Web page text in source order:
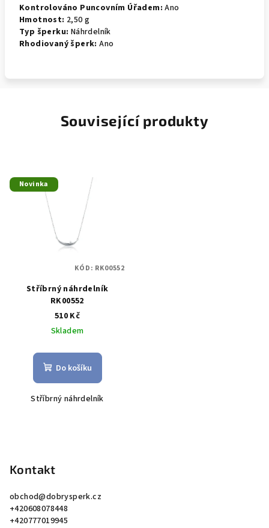
Kontrolováno Puncovním Úřadem:Ano
Hmotnost: 2,50 g
Typ šperku: Náhrdelník
Rhodiovaný šperk:Ano
Související produkty
Novinka
Stříbrný náhrdelník
RK00552
510 Kč
Skladem
Do košíku
Stříbrný náhrdelník
KÓD: RK00552
Kontakt
obchod@dobrysperk.cz
+420608078448
+420777019945